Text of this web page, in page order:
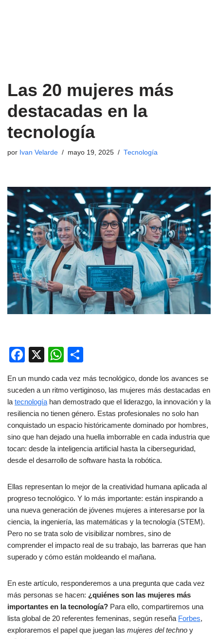
Las 20 mujeres más
destacadas en la
tecnología
por Ivan Velarde mayo 19, 2025 Tecnología
F
c
e
b
o
o
k
X
W
at
s
A
p
p
m
p
ar
tir
En un mundo cada vez más tecnológico, donde los avances se
suceden a un ritmo vertiginoso, las mujeres más destacadas en
la tecnología han demostrado que el liderazgo, la innovación y la
resiliencia no tienen género. Estas profesionales no solo han
conquistado un espacio históricamente dominado por hombres,
sino que han dejado una huella imborrable en cada industria que
tocan: desde la inteligencia artificial hasta la ciberseguridad,
desde el desarrollo de software hasta la robótica.
Ellas representan lo mejor de la creatividad humana aplicada al
progreso tecnológico. Y lo más importante: están inspirando a
una nueva generación de jóvenes mujeres a interesarse por la
ciencia, la ingeniería, las matemáticas y la tecnología (STEM).
Pero no se trata solo de visibilizar nombres, sino de
comprender el impacto real de su trabajo, las barreras que han
superado y cómo están moldeando el mañana.
En este artículo, responderemos a una pregunta que cada vez
más personas se hacen: ¿quiénes son las mujeres más
importantes en la tecnología? Para ello, compartiremos una
lista global de 20 referentes femeninas, según reseña Forbes,
exploraremos el papel que juegan las mujeres del techno y